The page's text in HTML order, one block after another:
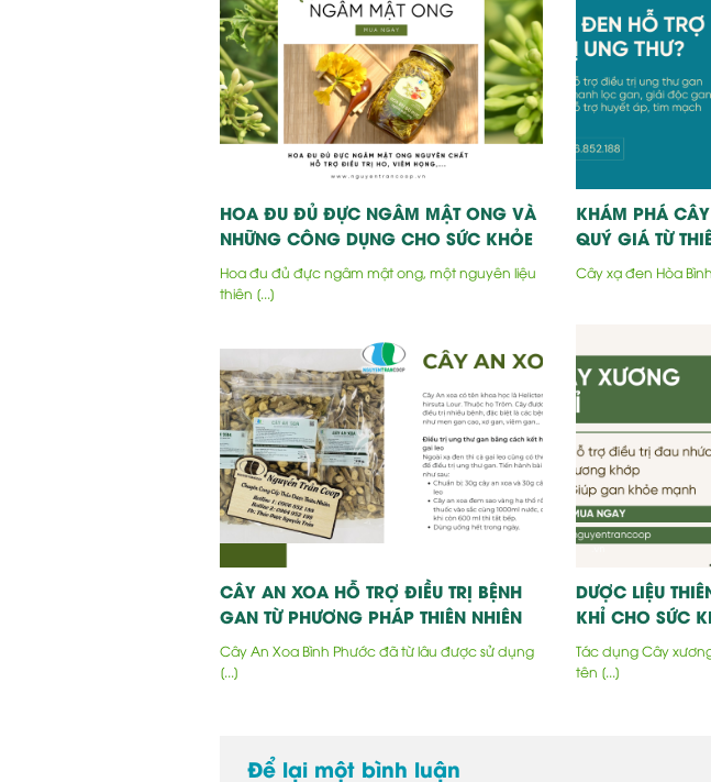
HOA ĐU ĐỦ ĐỰC NGÂM MẬT ONG VÀ
NHỮNG CÔNG DỤNG CHO SỨC KHỎE
Hoa đu đủ đực ngâm mật ong, một nguyên liệu
thiên [...]
KHÁM PHÁ
QUÝ GIÁ TỪ
Cây xạ đen Hòa
CÂY AN XOA HỖ TRỢ ĐIỀU TRỊ BỆNH
GAN TỪ PHƯƠNG PHÁP THIÊN NHIÊN
Cây An Xoa Bình Phước đã từ lâu được sử dụng
[...]
DƯỢC LIỆU
KHỈ CHO SỨC
Tác dụng Cây
tên [...]
Để lại một bình luận